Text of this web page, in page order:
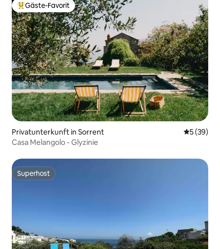
Beliebter Gäste-Favorit.
Gäste-Favorit
Privatunterkunft in Sorrent
5 (39)
Casa Melangolo - Glyzinie
Superhost
Superhost